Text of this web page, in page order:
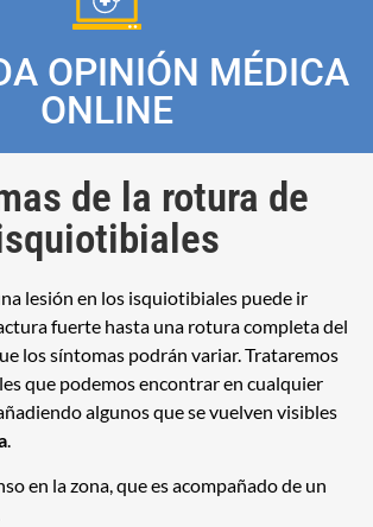
OPINIÓN MÉDICA
ONLINE
de la rotura de
lesión en los isquiotibiales puede ir
fuerte hasta una rotura completa del
los síntomas podrán variar. Trataremos
que podemos encontrar en cualquier
algunos que se vuelven visibles
en la zona, que es acompañado de un